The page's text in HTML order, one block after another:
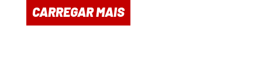
CARREGAR MAIS